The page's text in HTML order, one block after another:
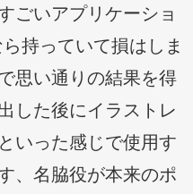
ごいアプリケーショ
持っていて損はしま
思い通りの結果を得
した後にイラストレ
いった感じで使用す
、名脇役が本来のポ